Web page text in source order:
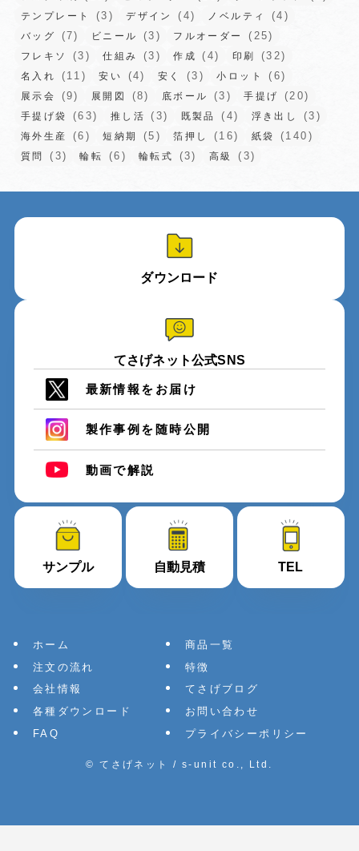
テンプレート (3) デザイン (4) ノベルティ (4)
バッグ (7) ビニール (3) フルオーダー (25)
フレキソ (3) 仕組み (3) 作成 (4) 印刷 (32)
名入れ (11) 安い (4) 安く (3) 小ロット (6)
展示会 (9) 展開図 (8) 底ボール (3) 手提げ (20)
手提げ袋 (63) 推し活 (3) 既製品 (4) 浮き出し (3)
海外生産 (6) 短納期 (5) 箔押し (16) 紙袋 (140)
質問 (3) 輪転 (6) 輪転式 (3) 高級 (3)
ダウンロード
てさげネット公式SNS
最新情報をお届け
製作事例を随時公開
動画で解説
サンプル 自動見積 TEL
ホーム
商品一覧
注文の流れ
特徴
会社情報
てさげブログ
各種ダウンロード
お問い合わせ
FAQ
プライバシーポリシー
© てさげネット / s-unit co., Ltd.